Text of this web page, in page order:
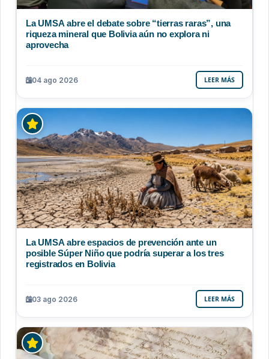
La UMSA abre el debate sobre “tierras raras”, una
riqueza mineral que Bolivia aún no explora ni
aprovecha
04 ago 2026 LEER MÁS
La UMSA abre espacios de prevención ante un
posible Súper Niño que podría superar a los tres
registrados en Bolivia
03 ago 2026 LEER MÁS